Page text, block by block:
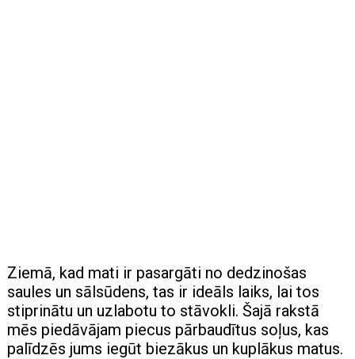
Ziemā, kad mati ir pasargāti no dedzinošas
saules un sālsūdens, tas ir ideāls laiks, lai tos
stiprinātu un uzlabotu to stāvokli. Šajā rakstā
mēs piedāvājam piecus pārbaudītus soļus, kas
palīdzēs jums iegūt biezākus un kuplākus matus.